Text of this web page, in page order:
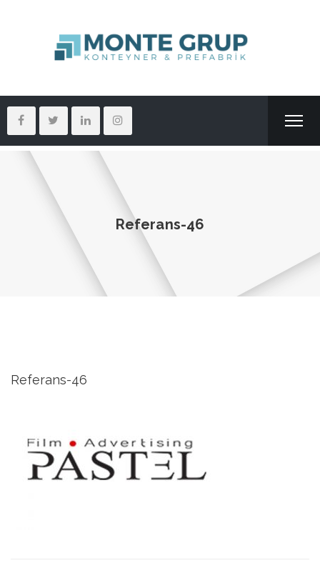
Referans-46
Referans-46